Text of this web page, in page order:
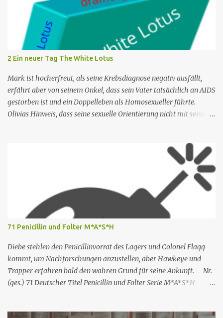
Ruhestand in der Sonne zu verbringen. Humphrey nimmt seine
Tante Mary, die er sehr mag, in Saint Marie auf und bringt sie in
einem Hotel unter. Mitten in der Nacht hört Mary etwas von einer
der Hotelterrassen fallen. Sie ruft Freddie, den Concierge, an, und
die beiden verlassen das Hotel und finden eine Leiche: es ist John
Green, einer der Gäste des Hotels. Humprey ist daher gezwungen,
de...
2 Ein neuer Tag The White Lotus
Mark ist hocherfreut, als seine Krebsdiagnose negativ ausfällt,
erfährt aber von seinem Onkel, dass sein Vater tatsächlich an AIDS
gestorben ist und ein Doppelleben als Homosexueller führte.
Olivias Hinweis, dass seine sexuelle Orientierung nicht mit seiner
Buchungsfehlers zurechtzuweisen. Rachel erwägt, einen neuen
Schreibauftrag anzunehmen, aber Shane besteht darauf, dass sie
nicht mehr arbeiten darf. Rachel trifft sich mit Nicole, die ihr rät,
ihre Unabhängigkeit zu bewahren. Nr. (ges.) 2 Deutscher Titel Ein
neuer Tag Serie The White Lotus Staffel Staffel 1 Nr. (St.) 2
Original­titel New Day Regie Mike White Drehbuch Mike White
Erstaus­strahlung USA 18. Juli 2021 Deutsch­sprachige Erstaus­
Rachel einen Zeitschriftenartikel geschrieben hat, in dem sie sie
erwähnt, kritisiert Nicole Rachels Arbeit,...
71 Penicillin und Folter M*A*S*H
Diebe stehlen den Penicillinvorrat des Lagers und Colonel Flagg
kommt, um Nachforschungen anzustellen, aber Hawkeye und
Trapper erfahren bald den wahren Grund für seine Ankunft. Nr.
(ges.) 71 Deutscher Titel Penicillin und Folter Serie M*A*S*H